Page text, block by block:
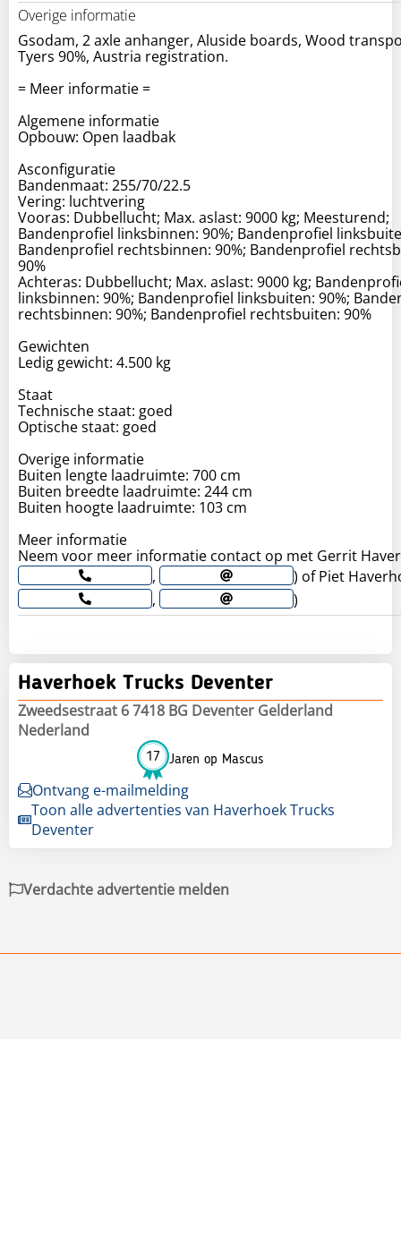
Overige informatie
Gsodam, 2 axle anhanger, Aluside boards, Wood
Tyers 90%, Austria registration.
= Meer informatie =
Algemene informatie
Opbouw: Open laadbak
Asconfiguratie
Bandenmaat: 255/70/22.5
Vering: luchtvering
Vooras: Dubbellucht; Max. aslast: 9000 kg; Meesturend;
Bandenprofiel linksbinnen: 90%; Bandenprofiel
Bandenprofiel rechtsbinnen: 90%; Bandenprofiel
90%
Achteras: Dubbellucht; Max. aslast: 9000 kg;
linksbinnen: 90%; Bandenprofiel linksbuiten: 90%;
rechtsbinnen: 90%; Bandenprofiel rechtsbuiten: 90%
Gewichten
Ledig gewicht: 4.500 kg
Staat
Technische staat: goed
Optische staat: goed
Overige informatie
Buiten lengte laadruimte: 700 cm
Buiten breedte laadruimte: 244 cm
Buiten hoogte laadruimte: 103 cm
Meer informatie
Neem voor meer informatie contact op met Gerrit
,
) of Piet
,
)
Haverhoek Trucks Deventer
Zweedsestraat 6 7418 BG Deventer Gelderland
Nederland
17 Jaren op Mascus
Ontvang e-mailmelding
Toon alle advertenties van Haverhoek Trucks
Deventer
Verdachte advertentie melden